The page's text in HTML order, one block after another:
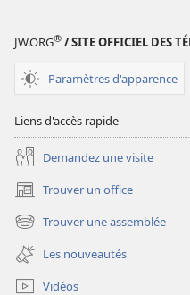
JW.ORG® / SITE OFFICIEL DES
Paramètres d'apparence
Liens d'accès rapide
Demandez une visite
Trouver un office
(ouvre
une
nouvelle
fenêtre)
Trouver une assemblée
(ouvre
une
nouvelle
fenêtre)
Les nouveautés
Vidéos